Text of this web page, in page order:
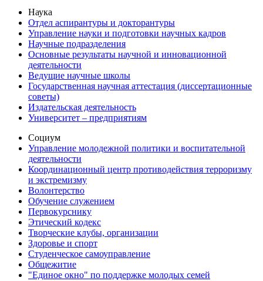
Наука
Отдел аспирантуры и докторантуры
Управление науки и подготовки научных кадров
Научные подразделения
Основные результаты научной и инновационной
деятельности
Ведущие научные школы
Государственная научная аттестация (диссертационные
советы)
Издательская деятельность
Университет – предприятиям
Социум
Управление молодежной политики и воспитательной
деятельности
Координационный центр противодействия терроризму
и экстремизму
Волонтерство
Обучение служением
Первокурснику
Этический кодекс
Творческие клубы, организации
Здоровье и спорт
Студенческое самоуправление
Общежитие
"Единое окно" по поддержке молодых семей